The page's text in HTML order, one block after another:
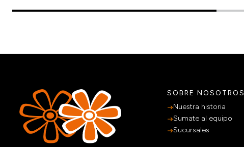
SOBRE NOSOTROS
Nuestra historia
Sumate al equipo
Sucursales